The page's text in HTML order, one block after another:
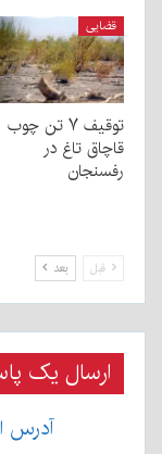
قضایی
توقیف ۷ تن چوب
قاچاق تاغ در
رفسنجان
قبل بعد
ارسال یک
آدرس